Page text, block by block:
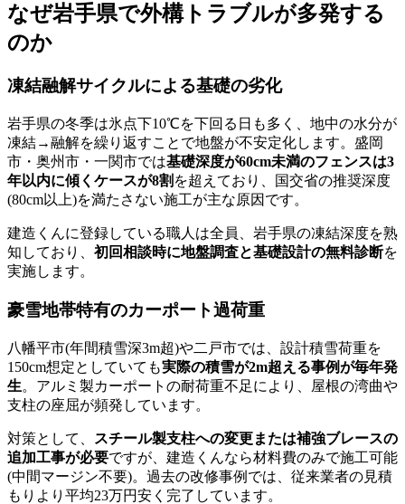
なぜ岩手県で外構トラブルが多発する
のか
凍結融解サイクルによる基礎の劣化
岩手県の冬季は氷点下10℃を下回る日も多く、地中の水分が
凍結→融解を繰り返すことで地盤が不安定化します。盛岡
市・奥州市・一関市では基礎深度が60cm未満のフェンスは3
年以内に傾くケースが8割 を超えており、国交省の推奨深度
(80cm以上)を満たさない施工が主な原因です。
建造くんに登録している職人は全員、岩手県の凍結深度を熟
知しており、 初回相談時に地盤調査と基礎設計の無料診断を
実施します。
豪雪地帯特有のカーポート過荷重
八幡平市(年間積雪深3m超)や二戸市では、設計積雪荷重を
150cm想定としていても実際の積雪が2m超える事例が毎年発
生。アルミ製カーポートの耐荷重不足により、屋根の湾曲や
支柱の座屈が頻発しています。
対策として、
スチール製支柱への変更または補強ブレースの
追加工事が必要ですが、建造くんなら材料費のみで施工可能
(中間マージン不要)。過去の改修事例では、従来業者の見積
もりより平均23万円安く完了しています。